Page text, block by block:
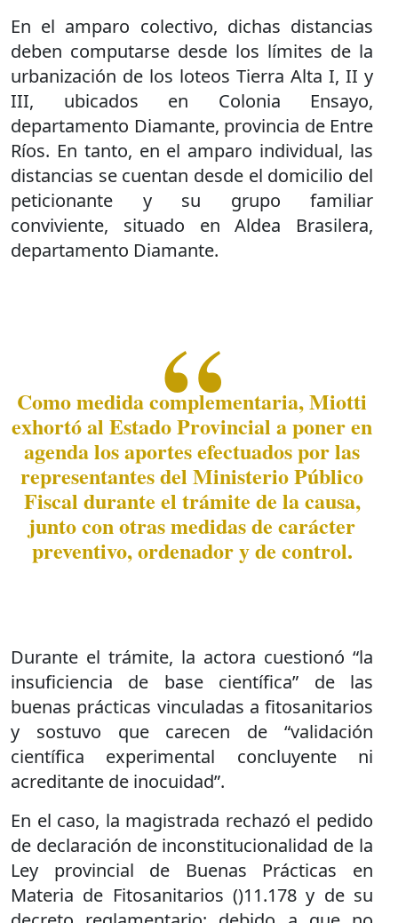
En el amparo colectivo, dichas distancias
deben computarse desde los límites de la
urbanización de los loteos Tierra Alta I, II y
III, ubicados en Colonia Ensayo,
departamento Diamante, provincia de Entre
Ríos. En tanto, en el amparo individual, las
distancias se cuentan desde el domicilio del
peticionante y su grupo familiar
conviviente, situado en Aldea Brasilera,
departamento Diamante.
Como medida complementaria, Miotti
exhortó al Estado Provincial a poner en
agenda los aportes efectuados por las
representantes del Ministerio Público
Fiscal durante el trámite de la causa,
junto con otras medidas de carácter
preventivo, ordenador y de control.
Durante el trámite, la actora cuestionó “la
insuficiencia de base científica” de las
buenas prácticas vinculadas a fitosanitarios
y sostuvo que carecen de “validación
científica experimental concluyente ni
acreditante de inocuidad”.
En el caso, la magistrada rechazó el pedido
de declaración de inconstitucionalidad de la
Ley provincial de Buenas Prácticas en
Materia de Fitosanitarios ()11.178 y de su